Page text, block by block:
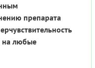
препарата
на любые